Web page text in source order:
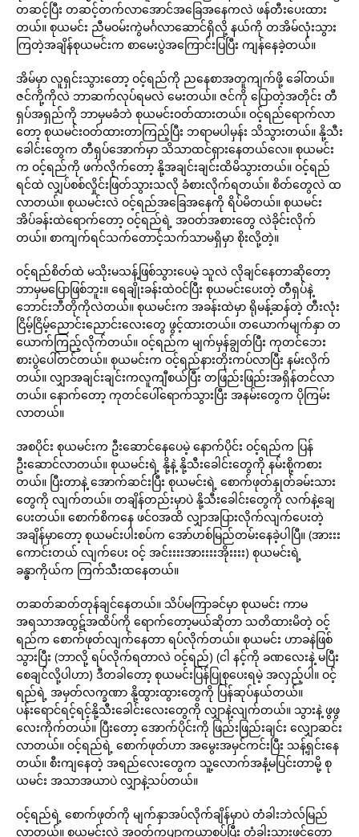
တဆင့်ပြီး တဆင့်တက်လာအောင်အခြေအနေကလဲ ဖန်တီးပေးထား
တယ်။ စုယမင်း ညီမဝမ်းကွဲမင်္ဂလာဆောင်ရှိလို့ နယ်ကို တအိမ်လုံးသွား
ကြတဲ့အချိန်စုယမင်းက စာမေးပွဲအကြောင်းပြပြီး ကျန်နေခဲ့တယ်။
အိမ်မှာ လူရှင်းသွားတော့ ဝင့်ရည်ကို ညနေစာအတူကျက်ဖို့ ခေါ်တယ်။
ဇင်ကို့ကိုလဲ ဘာဆက်လုပ်ရမလဲ မေးတယ်။ ဇင်ကို ပြောတဲ့အတိုင်း တီ
ရှပ်အရှည်ကို ဘာမှမခံဘဲ စုယမင်းဝတ်ထားတယ်။ ဝင့်ရည်ရောက်လာ
တော့ စုယမင်းဝတ်ထားတာကြည့်ပြီး ဘရာမပါမှန်း သိသွားတယ်။ နို့သီး
ခေါင်းတွေက တီရှပ်အောက်မှာ သိသာထင်ရှားနေတယ်လေ။ စုယမင်း
က ဝင့်ရည်ကို ဖက်လိုက်တော့ နို့အချင်းချင်းထိမိသွားတယ်။ ဝင့်ရည်
ရင်ထဲ လျှပ်စစ်လှိုင်းဖြတ်သွားသလို ခံစားလိုက်ရတယ်။ စိတ်တွေလဲ ထ
လာတယ်။ စုယမင်းလဲ ဝင့်ရည်အခြေအနေကို ရိပ်မိတယ်။ စုယမင်း
အိပ်ခန်းထဲရောက်တော့ ဝင့်ရည်ရဲ့ အဝတ်အစားတွေ လဲခိုင်းလိုက်
တယ်။ စာကျက်ရင်သက်တောင့်သက်သာမရှိမှာ စိုးလို့တဲ့။
ဝင့်ရည်စိတ်ထဲ မသိုးမသန့်ဖြစ်သွားပေမဲ့ သူလဲ လိုချင်နေတာဆိုတော့
ဘာမှမပြောဖြစ်ဘူး။ ရေချိုးခန်းထဲဝင်ပြီး စုယမင်းပေးတဲ့ တီရှပ်နဲ့
ဘောင်းဘီတိုကိုလဲတယ်။ စုယမင်းက အခန်းထဲမှာ ရိုမန့်ဆန်တဲ့ တီးလုံး
ငြိမ့်ငြိမ့်ညောင်းညောင်းလေးတွေ ဖွင့်ထားတယ်။ တယောက်မျက်နှာ တ
ယောက်ကြည့်လိုက်တယ်။ ဝင့်ရည်က မျက်မှန်ချွတ်ပြီး ကုတင်ဘေး
စားပွဲပေါ်တင်တယ်။ စုယမင်းက ဝင့်ရည်နားတိုးကပ်လာပြီး နမ်းလိုက်
တယ်။ လျှာအချင်းချင်းကလူကျီစယ်ပြီး တဖြည်းဖြည်းအရှိန်တင်လာ
တယ်။ နောက်တော့ ကုတင်ပေါ်ရောက်သွားပြီး အနမ်းတွေက ပိုကြမ်း
လာတယ်။
အစပိုင်း စုယမင်းက ဦးဆောင်နေပေမဲ့ နောက်ပိုင်း ဝင့်ရည်က ပြန်
ဦးဆောင်လာတယ်။ စုယမင်းရဲ့ နို့နဲ့ နို့သီးခေါင်းတွေကို နမ်းစို့ကစား
တယ်။ ပြီးတာနဲ့ အောက်ဆင်းပြီး စုယမင်းရဲ့ စောက်ဖုတ်နှုတ်ခမ်းသား
တွေကို လျက်တယ်။ တချိန်တည်းမှာပဲ နို့သီးခေါင်းတွေကို လက်နဲ့ချေ
ပေးတယ်။ စောက်စိကနေ ဖင်ဝအထိ လျှာအပြားလိုက်လျက်ပေးတဲ့
အချိန်မှာတော့ စုယမင်းပါးစပ်က အော်ဟစ်မြည်တမ်းနေခဲ့ပါပြီ။ (အားးး
ကောင်းတယ် လျက်ပေး ဝင့် အင်းးးးအားးးးအိုးးးး) စုယမင်းရဲ့
ခန္ဓာကိုယ်က ကြက်သီးထနေတယ်။
တဆတ်ဆတ်တုန်ချင်နေတယ်။ သိပ်မကြာခင်မှာ စုယမင်း ကာမ
အရသာအထွဋ်အထိပ်ကို ရောက်တော့မယ်ဆိုတာ သတိထားမိတဲ့ ဝင့်
ရည်က စောက်ဖုတ်လျက်နေတာ ရပ်လိုက်တယ်။ စုယမင်း ဟာခနဲဖြစ်
သွားပြီး (ဘာလို့ ရပ်လိုက်ရတာလဲ ဝင့်ရည်) (ငါ နင့်ကို ခဏလေးနဲ့ မပြီး
စေချင်လို့ပါဟာ) ဒီတခါတော့ စုယမင်းပြန်ပြုစုပေးရမဲ့ အလှည့်ပါ။ ဝင့်
ရည်ရဲ့ အမှတ်လက္ခဏာ နို့ထွားထွားတွေကို ပြန်ဆုပ်နယ်တယ်။
ပန်းရောင်ရင့်ရင့်နို့သီးခေါင်းလေးတွေကို လျှာနဲ့လျက်တယ်။ သွားနဲ့ ဖွဖွ
လေးကိုက်တယ်။ ပြီးတော့ အောက်ပိုင်းကို ဖြည်းဖြည်းချင်း လျှောဆင်း
လာတယ်။ ဝင့်ရည်ရဲ့ စောက်ဖုတ်ဟာ အမွေးအမှင်ကင်းပြီး သန့်ရှင်းနေ
တယ်။ စီးကျနေတဲ့ အရည်လေးတွေက သူ့လောက်အနံ့မပြင်းတာမို့ စု
ယမင်း အသာအယာပဲ လျှာနဲ့သပ်တယ်။
ဝင့်ရည်ရဲ့ စောက်ဖုတ်ကို မျက်နှာအပ်လိုက်ချိန်မှာပဲ တံခါးဘဲလ်မြည်
လာတယ်။ စုယမင်းလဲ အဝတ်ကပျာကယာစွပ်ပြီး တံခါးသွားဖွင့်တော့